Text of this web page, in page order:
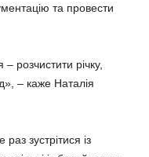
та провести
розчистити річку,
– каже Наталія
зустрітися із